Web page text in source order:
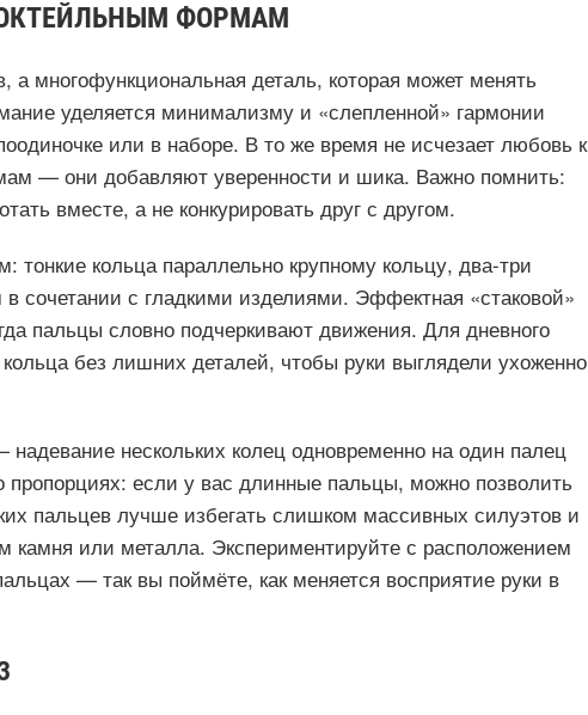
ФОРМАМ
многофункциональная деталь, которая может менять
уделяется минимализму и «слепленной» гармонии
или в наборе. В то же время не исчезает любовь к
— они добавляют уверенности и шика. Важно помнить:
вместе, а не конкурировать друг с другом.
тонкие кольца параллельно крупному кольцу, два-три
сочетании с гладкими изделиями. Эффектная «стаковой»
пальцы словно подчеркивают движения. Для дневного
без лишних деталей, чтобы руки выглядели ухоженно
нескольких колец одновременно на один палец
если у вас длинные пальцы, можно позволить
пальцев лучше избегать слишком массивных силуэтов и
камня или металла. Экспериментируйте с расположением
— так вы поймёте, как меняется восприятие руки в